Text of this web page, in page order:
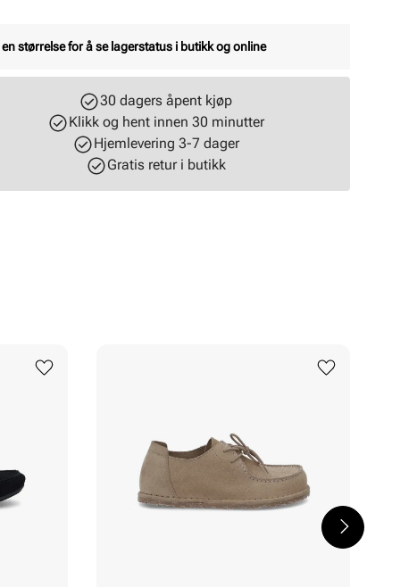
størrelse for å se lagerstatus i butikk og online
30 dagers åpent kjøp
Klikk og hent innen 30 minutter
Hjemlevering 3-7 dager
Gratis retur i butikk